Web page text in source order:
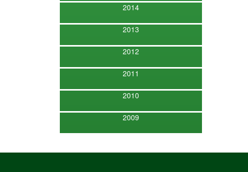
2014
2013
2012
2011
2010
2009